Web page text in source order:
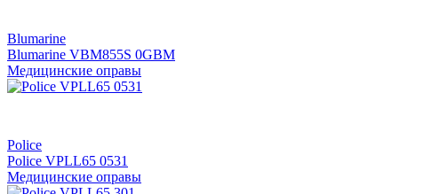
Blumarine
Blumarine VBM855S 0GBM
Медицинские оправы
Police
Police VPLL65 0531
Медицинские оправы